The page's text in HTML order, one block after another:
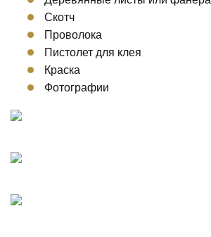
Скотч
Проволока
Пистолет для клея
Краска
Фотографии